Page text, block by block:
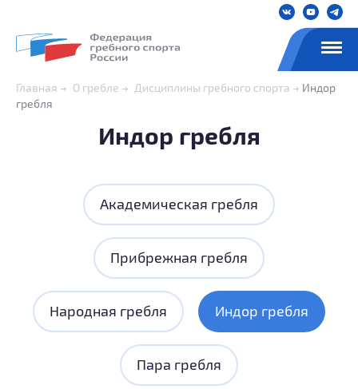
Главная О гребле Дисциплины гребного спорта
Индор
гребля
Индор гребля
Академическая гребля
Прибрежная гребля
Народная гребля Индор гребля
Пара гребля